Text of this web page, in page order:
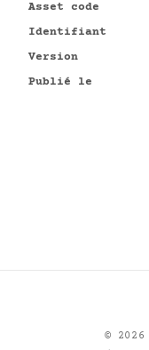
Asset code
Identifiant
Version
Publié le
© 2026